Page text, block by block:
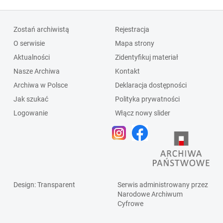
Zostań archiwistą
O serwisie
Aktualności
Nasze Archiwa
Archiwa w Polsce
Jak szukać
Logowanie
Rejestracja
Mapa strony
Zidentyfikuj materiał
Kontakt
Deklaracja dostępności
Polityka prywatności
Włącz nowy slider
Design: Transparent
Serwis administrowany przez
Narodowe Archiwum
Cyfrowe